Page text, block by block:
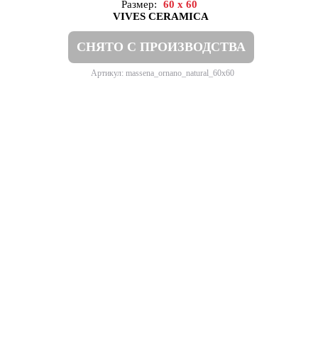
Размер:
60 x 60
VIVES CERAMICA
СНЯТО С ПРОИЗВОДСТВА
Артикул: massena_ornano_natural_60x60